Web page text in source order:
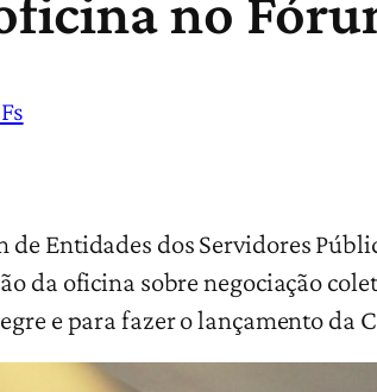
de Entidades dos Servidores
da oficina sobre negociação
e para fazer o lançamento da